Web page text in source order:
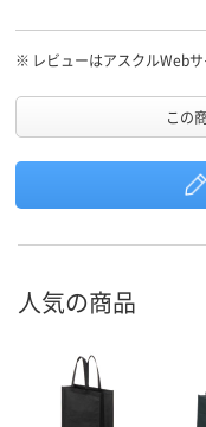
※ レビューはアスクルWebサ
この
人気の商品